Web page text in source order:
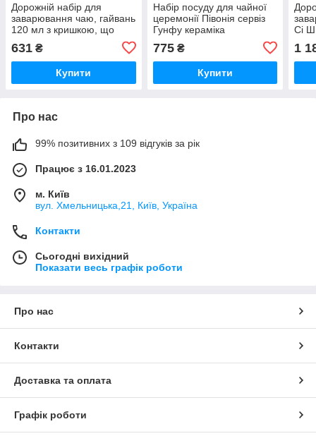
Дорожній набір для
заварювання чаю, гайвань
120 мл з кришкою, що
левітує, 2 піали по 50 мл і
чайний рушник в сумочці,
кераміка
631 ₴
Купити
Набір посуду для чайної
церемонії Півонія сервіз
Гунфу кераміка
775₴
Купити
Сі
1
Про нас
99% позитивних з 109 відгуків за рік
Працює з 16.01.2023
м. Київ
вул. Хмельницька,21, Київ, Україна
Контакти
Сьогодні вихідний
Показати весь графік роботи
Про нас
Контакти
Доставка та оплата
Графік роботи